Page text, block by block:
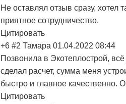
Не оставлял отзыв сразу, хотел
приятное сотрудничество.
Цитировать
+6 #2 Тамара 01.04.2022 08:44
Позвонила в Экотеплострой,
сделал расчет, сумма меня
быстро и главное качественно.
Цитировать